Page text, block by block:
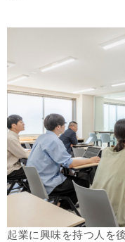
起業に興味を持つ人を